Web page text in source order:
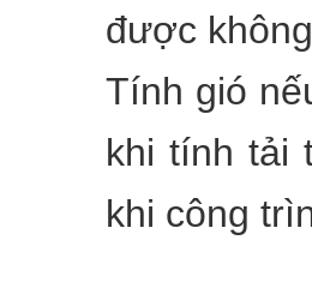
được
Tính gió
khi tính tải
khi công